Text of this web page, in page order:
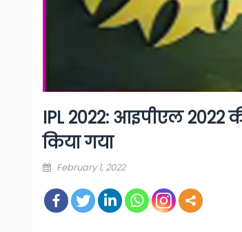
IPL 2022: आइपीएल 2022
किया गया
Posted
February 1, 2022